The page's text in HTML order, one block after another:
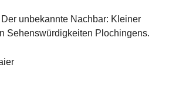
Der unbekannte Nachbar: Kleiner
Sehenswürdigkeiten Plochingens.